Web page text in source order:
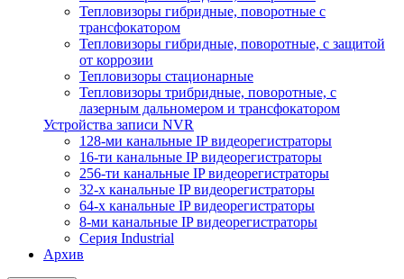
Тепловизоры гибридные, поворотные с
трансфокатором
Тепловизоры гибридные, поворотные, с защитой
от коррозии
Тепловизоры стационарные
Тепловизоры трибридные, поворотные, с
лазерным дальномером и трансфокатором
Устройства записи NVR
128-ми канальные IP видеорегистраторы
16-ти канальные IP видеорегистраторы
256-ти канальные IP видеорегистраторы
32-х канальные IP видеорегистраторы
64-х канальные IP видеорегистраторы
8-ми канальные IP видеорегистраторы
Серия Industrial
Архив